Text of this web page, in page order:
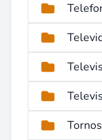
Tornos